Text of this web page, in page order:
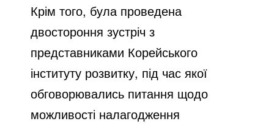
Крім того, була проведена
двостороння зустріч з
представниками Корейського
інституту розвитку, під час якої
обговорювались питання щодо
можливості налагодження